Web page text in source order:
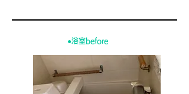
●浴室before